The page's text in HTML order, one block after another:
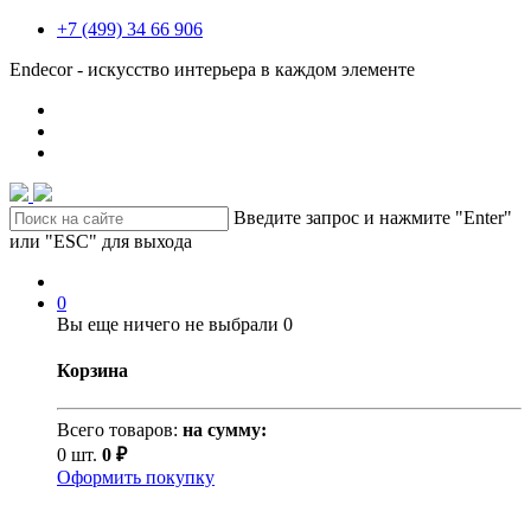
+7 (499) 34 66 906
Endecor - искусство интерьера в каждом элементе
Введите запрос и нажмите "Enter"
или "ESC" для выхода
0
Вы еще ничего не выбрали 0
Корзина
Всего товаров: на сумму:
0 шт. 0 ₽
Оформить покупку